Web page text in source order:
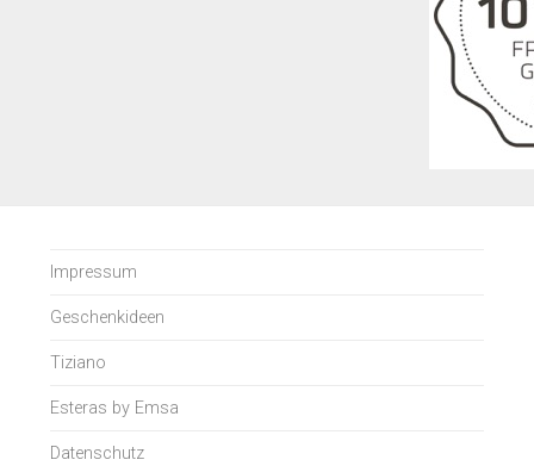
Impressum
Geschenkideen
Tiziano
Esteras by Emsa
Datenschutz